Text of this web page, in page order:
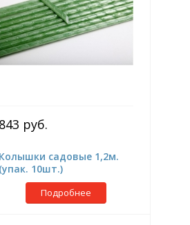
843 руб.
Колышки садовые 1,2м.
(упак. 10шт.)
Подробнее